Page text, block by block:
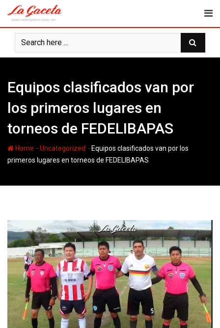
content
Equipos clasificados van por
los primeros lugares en
torneos de FEDELIBAPAS
Home -Uncategorized - Equipos clasificados van por los
primeros lugares en torneos de FEDELIBAPAS